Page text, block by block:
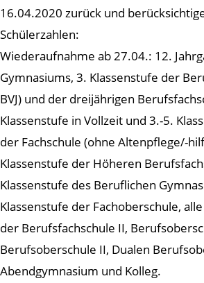
16.04.2020 zurück und
Schülerzahlen:
Wiederaufnahme ab 27.04.: 12.
Gymnasiums, 3. Klassenstufe der
BVJ) und der dreijährigen
Klassenstufe in Vollzeit und 3.-5.
der Fachschule (ohne Altenpflege/-
Klassenstufe der Höheren
Klassenstufe des Beruflichen
Klassenstufe der Fachoberschule,
der Berufsfachschule II,
Berufsoberschule II, Dualen
Abendgymnasium und Kolleg.